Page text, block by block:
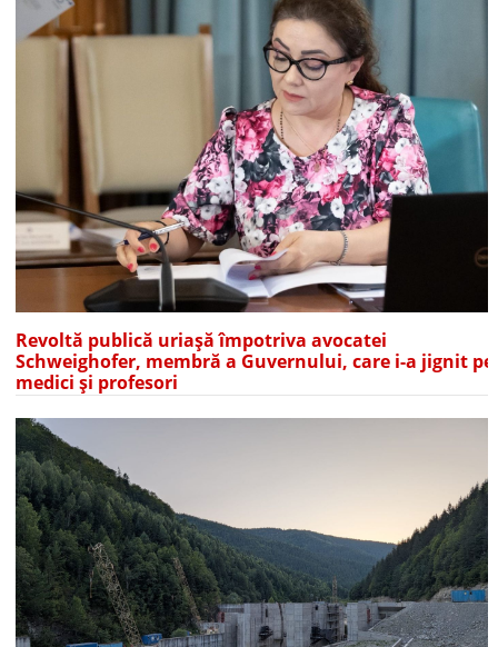
Revoltă publică uriașă împotriva avocatei
Schweighofer, membră a Guvernului, care i-a jignit pe
medici și profesori